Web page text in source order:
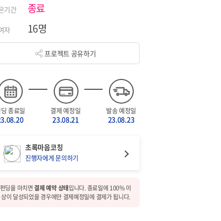
기간 종료
자 16명
프로젝트 공유하기
종료일 결제 예정일
23.08.21
발송 예정일
23.08.23
초록마음코칭
진행자에게 문의하기
펀딩을 마치면결제 예약 상태입니다. 종료일에 100% 이
상이 달성되었을 경우에만 결제예정일에 결제가 됩니다.